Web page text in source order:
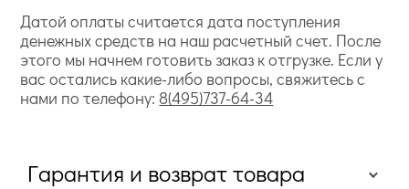
Датой оплаты считается дата поступления
денежных средств на наш расчетный счет. После
этого мы начнем готовить заказ к отгрузке. Если у
вас остались какие-либо вопросы, свяжитесь с
нами по телефону: 8(495)737-64-34
Гарантия и возврат товара